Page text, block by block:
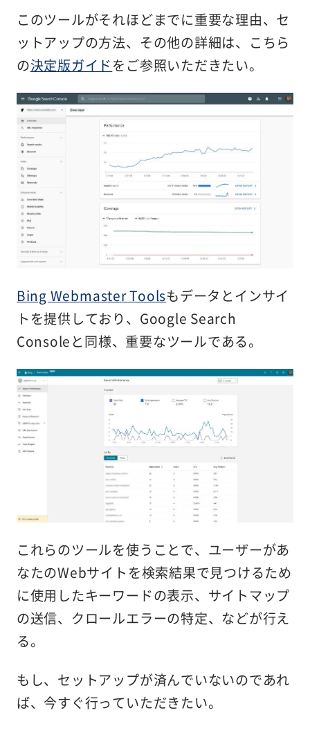
このツールがそれほどまでに重要な理由、セ
ットアップの方法、その他の詳細は、こちら
の決定版ガイドをご参照いただきたい。
Bing Webmaster Toolsもデータとインサイ
トを提供しており、Google Search
Consoleと同様、重要なツールである。
これらのツールを使うことで、ユーザーがあ
なたのWebサイトを検索結果で見つけるため
に使用したキーワードの表示、サイトマップ
の送信、クロールエラーの特定、などが行え
る。
もし、セットアップが済んでいないのであれ
ば、今すぐ行っていただきたい。